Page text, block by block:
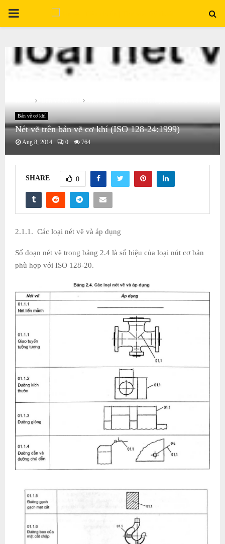
PRIMARY
Bản vẽ cơ khí
Nét vẽ trên bản vẽ cơ khí (ISO 128-24:1999)
Aug 8, 2014 0 764
SHARE 0
2.1.1. Các loại nét vẽ và áp dụng
Số đoạn nét vẽ trong bảng 2.4 là số hiệu của loại nút cơ bản
phù hợp với ISO 128-20.